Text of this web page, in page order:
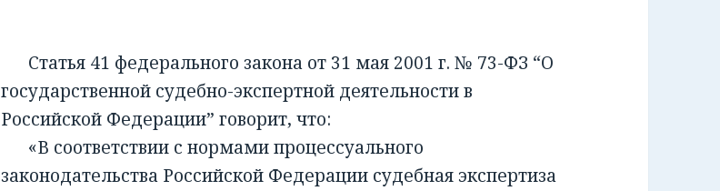
Статья 41 федерального закона от 31 мая 2001 г. № 73-ФЗ “О
государственной судебно-экспертной деятельности в
Российской Федерации” говорит, что:
«В соответствии с нормами процессуального
законодательства Российской Федерации судебная экспертиза